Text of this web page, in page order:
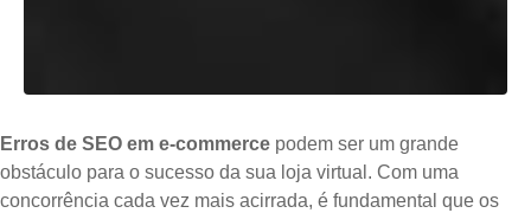
Erros de SEO em e-commerce podem ser um grande
obstáculo para o sucesso da sua loja virtual. Com uma
concorrência cada vez mais acirrada, é fundamental que os